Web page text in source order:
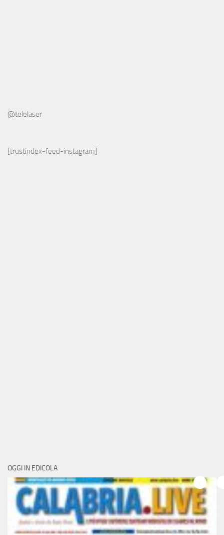
@telelaser
[trustindex-feed-instagram]
OGGI IN EDICOLA